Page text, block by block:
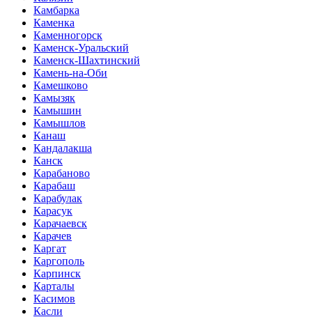
Камбарка
Каменка
Каменногорск
Каменск-Уральский
Каменск-Шахтинский
Камень-на-Оби
Камешково
Камызяк
Камышин
Камышлов
Канаш
Кандалакша
Канск
Карабаново
Карабаш
Карабулак
Карасук
Карачаевск
Карачев
Каргат
Каргополь
Карпинск
Карталы
Касимов
Касли